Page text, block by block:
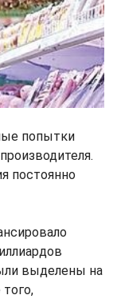
попытки
постоянно
выделены на